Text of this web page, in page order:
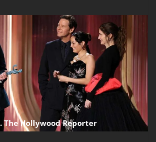
The Hollywood Reporter